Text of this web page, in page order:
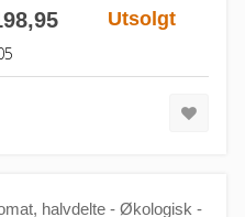
Utsolgt
halvdelte - Økologisk -